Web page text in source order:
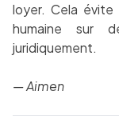
loyer. Cela évite
humaine sur
juridiquement.
— Aimen